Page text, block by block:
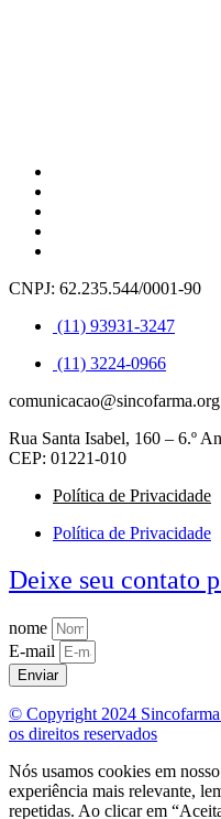
CNPJ: 62.235.544/0001-90
(11) 93931-3247
(11) 3224-0966
Rua Santa Isabel, 160 – 6.º
CEP: 01221-010
Política de Privacidade
Política de Privacidade
Deixe seu contato
nome
E-mail
Enviar
© Copyright 2024
os direitos reservados
Nós usamos cookies em
experiência mais relevante,
repetidas. Ao clicar em